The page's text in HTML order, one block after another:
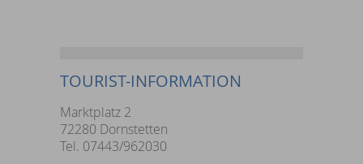
TOURIST-INFORMATION
Marktplatz 2
72280 Dornstetten
Tel. 07443/962030